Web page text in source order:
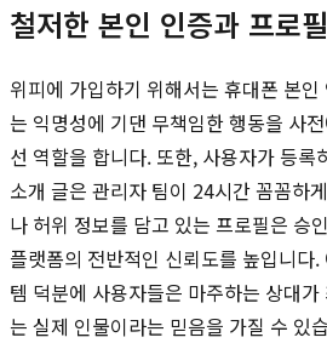
철저한 본인 인증과 프로
위피에 가입하기 위해서는 휴대폰 본
는 익명성에 기댄 무책임한 행동을 사
선 역할을 합니다. 또한, 사용자가 등록
소개 글은 관리자 팀이 24시간 꼼꼼하
나 허위 정보를 담고 있는 프로필은 승
플랫폼의 전반적인 신뢰도를 높입니다
템 덕분에 사용자들은 마주하는 상대
는 실제 인물이라는 믿음을 가질 수 있